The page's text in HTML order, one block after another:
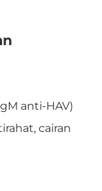
anti-HAV)
cairan